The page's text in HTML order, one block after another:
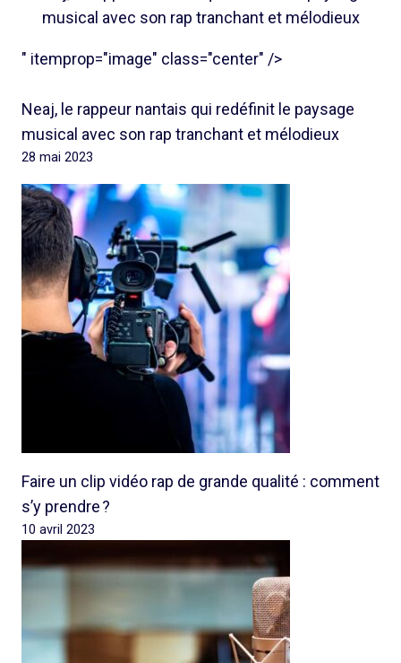
musical avec son rap tranchant et mélodieux
" itemprop="image" class="center" />
Neaj, le rappeur nantais qui redéfinit le paysage
musical avec son rap tranchant et mélodieux
28 mai 2023
Faire un clip vidéo rap de grande qualité : comment
s’y prendre ?
10 avril 2023